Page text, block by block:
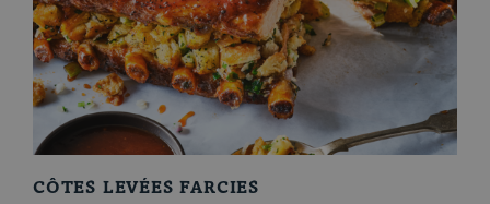
Coupes et cuissons
CÔTES LEVÉES FARCIES